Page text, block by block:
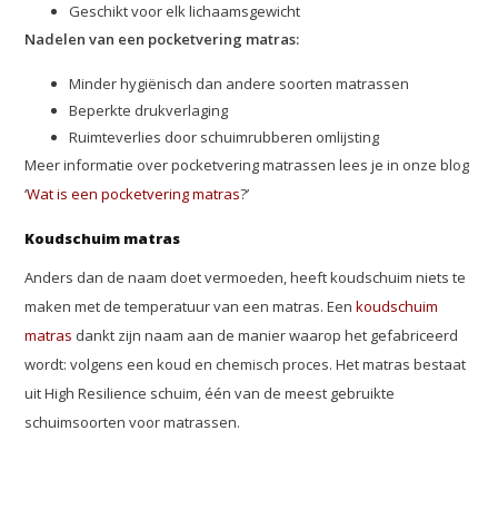
Geschikt voor elk lichaamsgewicht
Nadelen van een pocketvering matras:
Minder hygiënisch dan andere soorten matrassen
Beperkte drukverlaging
Ruimteverlies door schuimrubberen omlijsting
Meer informatie over pocketvering matrassen lees je in onze blog
‘Wat is een pocketvering matras?’
Koudschuim matras
Anders dan de naam doet vermoeden, heeft koudschuim niets te
maken met de temperatuur van een matras. Eenkoudschuim
matras dankt zijn naam aan de manier waarop het gefabriceerd
wordt: volgens een koud en chemisch proces. Het matras bestaat
uit High Resilience schuim, één van de meest gebruikte
schuimsoorten voor matrassen.